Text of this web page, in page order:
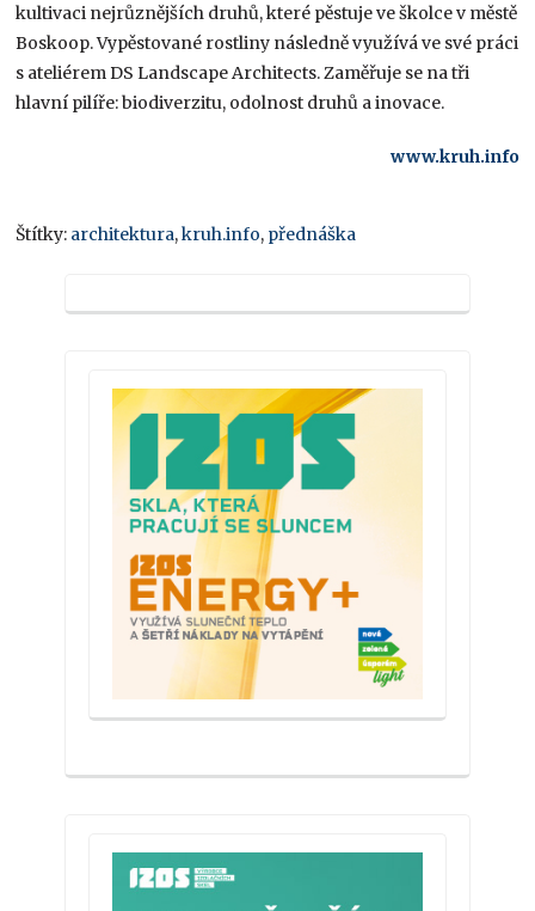
kultivaci nejrůznějších druhů, které pěstuje ve školce v městě
Boskoop. Vypěstované rostliny následně využívá ve své práci
s ateliérem DS Landscape Architects. Zaměřuje se na tři
hlavní pilíře: biodiverzitu, odolnost druhů a inovace.
www.kruh.info
Štítky: architektura,kruh.info, přednáška